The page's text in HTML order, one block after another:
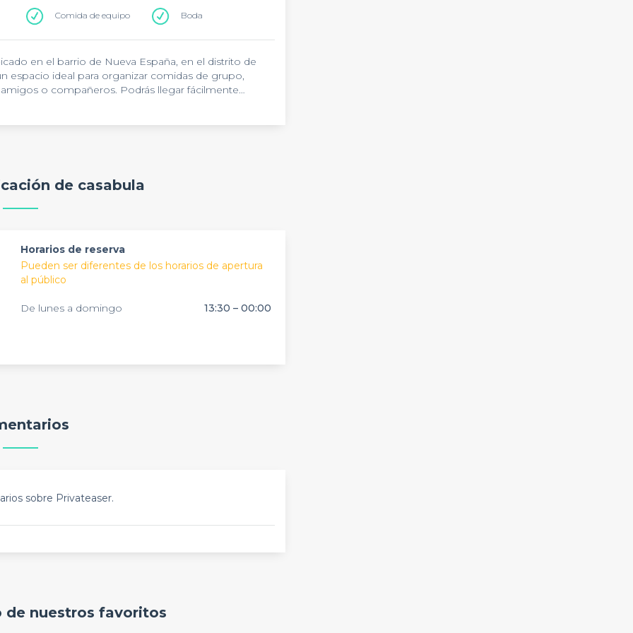
Comida de equipo Boda
en el barrio de Nueva España, en el distrito de
espacio ideal para organizar comidas de grupo,
o compañeros. Podrás llegar fácilmente
Colombia.
en Madrid ofrece un ambiente informal y
de casabula
Horarios de reserva
Pueden ser diferentes de los horarios de apertura
al público
De lunes a domingo 13:30 – 00:00
sobre Privateaser.
de nuestros favoritos